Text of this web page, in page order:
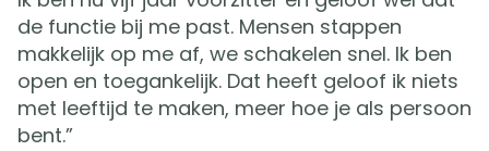
de functie bij me past. Mensen stappen
makkelijk op me af, we schakelen snel. Ik ben
open en toegankelijk. Dat heeft geloof ik niets
met leeftijd te maken, meer hoe je als persoon
bent.”